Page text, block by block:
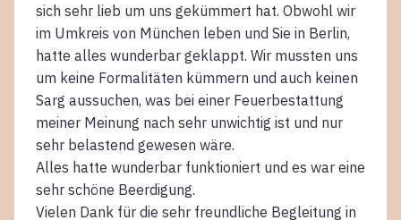
sich sehr lieb um uns gekümmert hat. Obwohl wir
im Umkreis von München leben und Sie in Berlin,
hatte alles wunderbar geklappt. Wir mussten uns
um keine Formalitäten kümmern und auch keinen
Sarg aussuchen, was bei einer Feuerbestattung
meiner Meinung nach sehr unwichtig ist und nur
sehr belastend gewesen wäre.
Alles hatte wunderbar funktioniert und es war eine
sehr schöne Beerdigung.
Vielen Dank für die sehr freundliche Begleitung in